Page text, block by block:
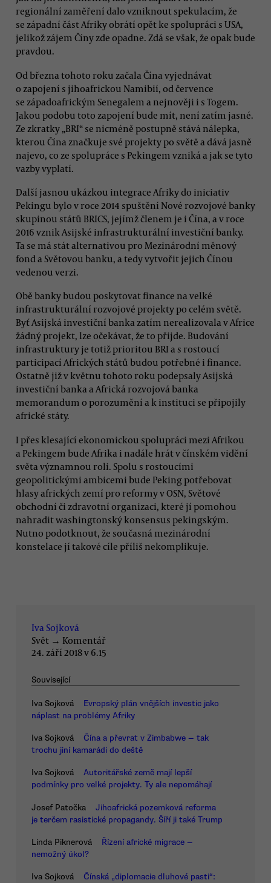
regionální zaměření dalo vzniknout spekulacím, že
se západní část Afriky obrátí opět ke spolupráci s USA,
jelikož zájem Číny zde opadne. Zdá se však, že opak bude
pravdou.
Od března tohoto roku začala Čína vyjednávat
o zapojení s jihoafrickou Namibií, od července
se západoafrickým Senegalem a nejnověji i s Togem.
Jakou podobu toto zapojení bude mít, není zatím jasné.
Ze zkratky „BRI“ se nicméně postupně stává nálepka,
kterou Čína značkuje své projekty po světě a dává jasně
najevo, co ze spolupráce s Pekingem vzniká a jak se tyto
vazby vyplatí.
Další jasnou ukázkou integrace Afriky do iniciativ
Pekingu bylo v roce 2014 spuštění Nové rozvojové banky
skupinou států BRICS, jejímž členem je i Čína, a v roce
2016 vznik Asijské infrastrukturální investiční banky.
Ta se má stát alternativou pro Mezinárodní měnový
fond a Světovou banku, a tedy vytvořit jejich Čínou
vedenou verzi.
Obě banky budou poskytovat finance na velké
infrastrukturální rozvojové projekty po celém světě.
Byť Asijská investiční banka zatím nerealizovala v Africe
žádný projekt, lze očekávat, že to přijde. Budování
infrastruktury je totiž prioritou BRI a s rostoucí
participací Afrických států budou potřebné i finance.
Ostatně již v květnu tohoto roku podepsaly Asijská
investiční banka a Africká rozvojová banka
memorandum o porozumění a k instituci se připojily
africké státy.
I přes klesající ekonomickou spolupráci mezi Afrikou
a Pekingem bude Afrika i nadále hrát v čínském vidění
světa významnou roli. Spolu s rostoucími
geopolitickými ambicemi bude Peking potřebovat
hlasy afrických zemí pro reformy v OSN, Světové
obchodní či zdravotní organizaci, které jí pomohou
nahradit washingtonský konsensus pekingským.
Nutno podotknout, že současná mezinárodní
konstelace jí takové cíle příliš nekomplikuje.
Iva Sojková
Svět → Komentář
24. září 2018 v 6.15
Související
Iva Sojková
Evropský plán vnějších investic jako
náplast na problémy Afriky
Iva Sojková
Čína a převrat v Zimbabwe — tak
trochu jiní kamarádi do deště
Iva Sojková
Autoritářské země mají lepší
podmínky pro velké projekty. Ty ale nepomáhají
Josef Patočka
Jihoafrická pozemková reforma
je terčem rasistické propagandy. Šíří ji také Trump
Linda Piknerová
Řízení africké migrace —
nemožný úkol?
Iva Sojková
Čínská „diplomacie dluhové pasti“: